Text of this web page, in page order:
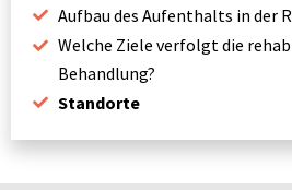
Aufbau des Aufenthalts in der
Welche Ziele verfolgt die
Behandlung?
Standorte